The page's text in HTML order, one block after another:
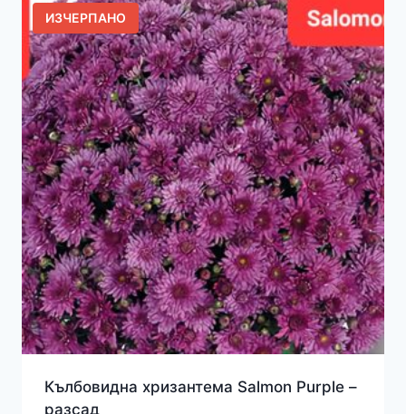
ИЗЧЕРПАНО
Кълбовидна хризантема Salmon Purple –
разсад